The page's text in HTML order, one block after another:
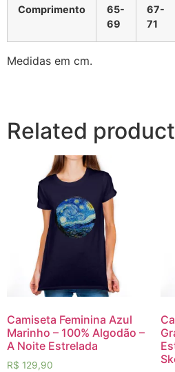
Comprimento
65-
69
67-
71
Medidas em cm.
Related
Camiseta Feminina Azul
Marinho – 100% Algodão –
A Noite Estrelada
R$ 129,90